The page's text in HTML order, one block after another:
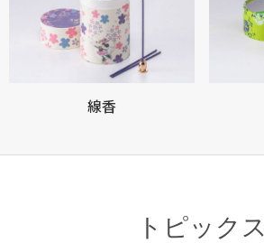
線香
トピックス